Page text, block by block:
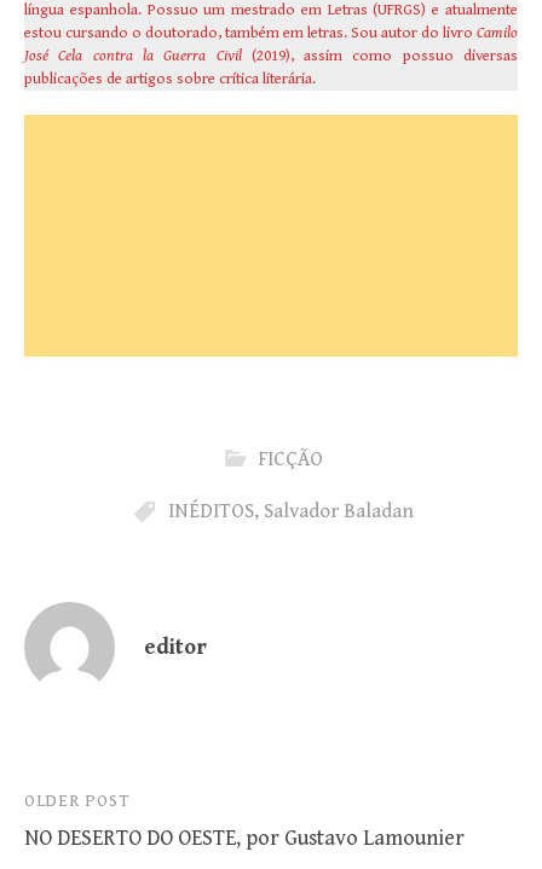
língua espanhola. Possuo um mestrado em Letras (UFRGS) e atualmente
estou cursando o doutorado, também em letras. Sou autor do livro Camilo
José Cela contra la Guerra Civil(2019), assim como possuo diversas
publicações de artigos sobre crítica literária.
FICÇÃO
INÉDITOS, Salvador Baladan
editor
Post
navigation
OLDER POST
NO DESERTO DO OESTE, por Gustavo Lamounier